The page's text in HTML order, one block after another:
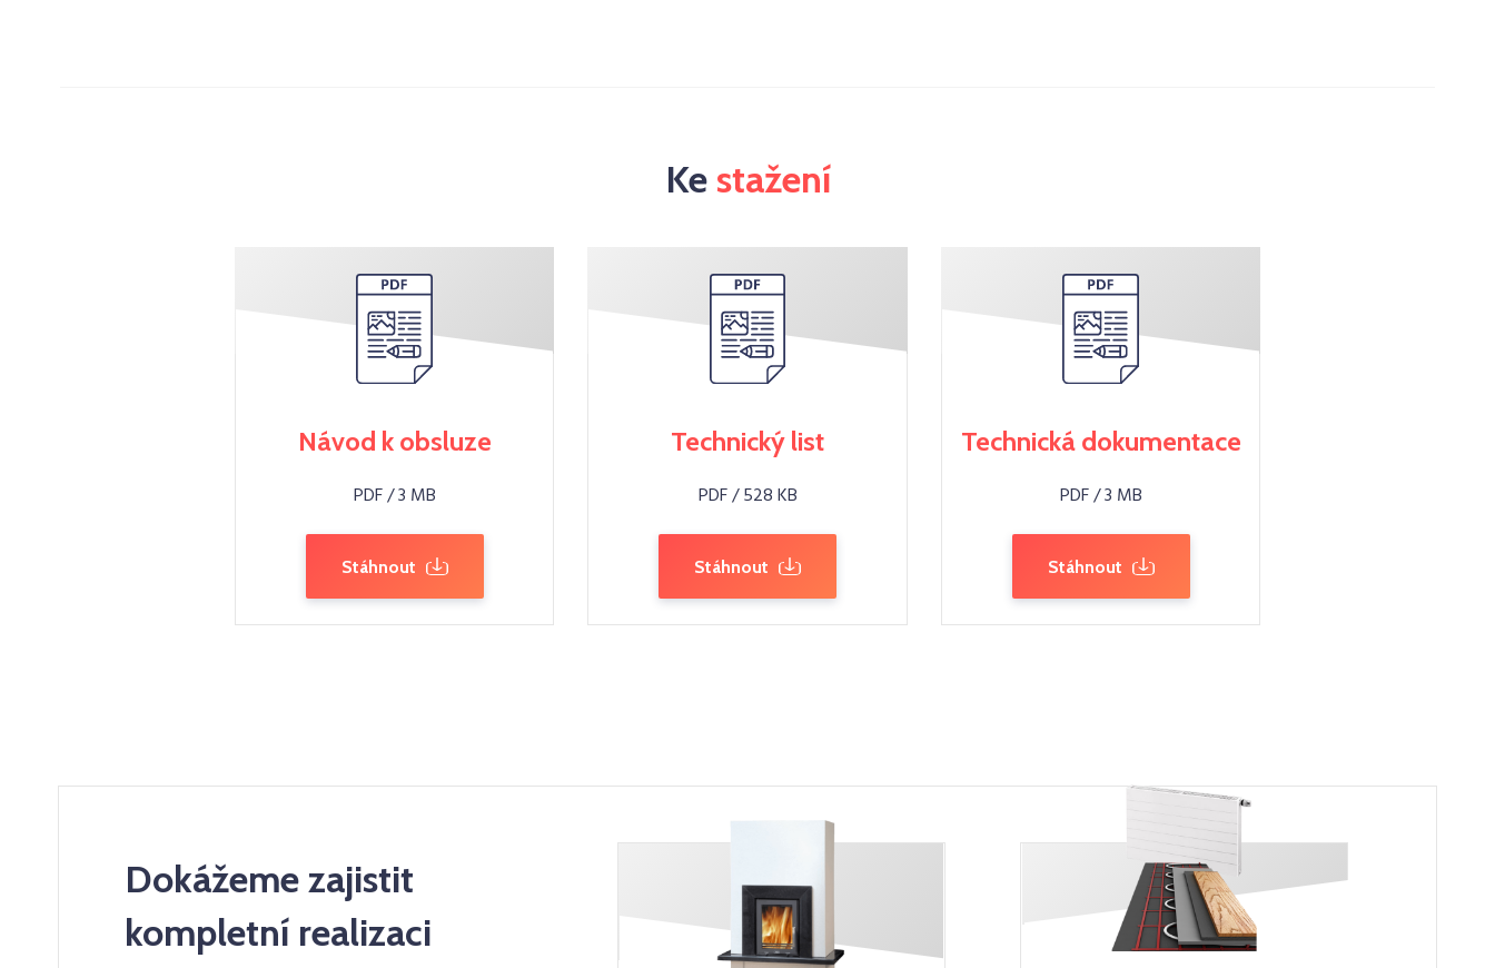
Ke stažení
Návod k obsluze
PDF / 3 MB
Stáhnout
Technický list
PDF / 528 KB
Stáhnout
Technická dokumentace
PDF / 3 MB
Stáhnout
Dokážeme zajistit
kompletní realizaci